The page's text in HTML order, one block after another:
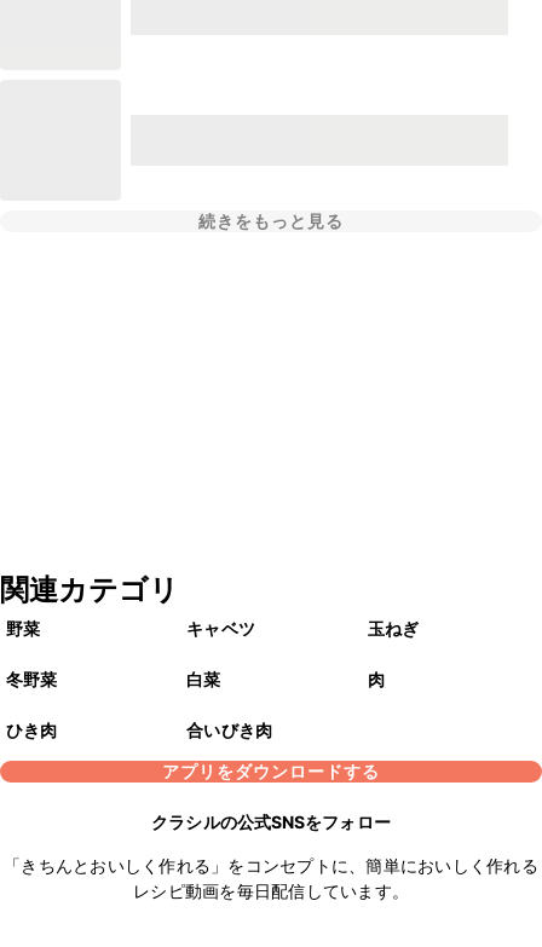
続きをもっと見る
関連カテゴリ
野菜 キャベツ 玉ねぎ
冬野菜 白菜 肉
ひき肉
合いびき肉
アプリをダウンロードする
クラシルの公式SNSをフォロー
「きちんとおいしく作れる」をコンセプトに、簡単においしく作れる
レシピ動画を毎日配信しています。